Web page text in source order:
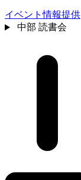
イベント情報提供
中部 読書会